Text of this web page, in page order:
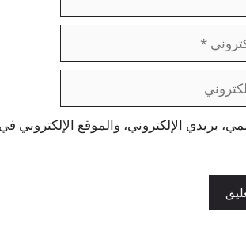
بريدي الإلكتروني، والموقع الإلكتروني